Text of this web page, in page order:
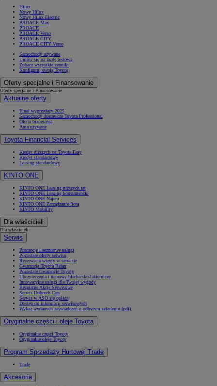
Hilux
Nowy Hilux
Nowy Hilux Electric
PROACE Max
PROACE
PROACE Verso
PROACE CITY
PROACE CITY Verso
Samochody używane
Umów się na jazdę testową
Zobacz wszystkie cenniki
Konfiguruj swoją Toyotę
Oferty specjalne i Finansowanie
Oferty specjalne i Finansowanie
Aktualne oferty
Finał wyprzedaży 2025
Samochody dostawcze Toyota Professional
Oferta biznesowa
Auta używane
Toyota Financial Services
Kredyt niższych rat Toyota Easy
Kredyt standardowy
Leasing standardowy
KINTO ONE
KINTO ONE Leasing niższych rat
KINTO ONE Leasing konsumencki
KINTO ONE Najem
KINTO ONE Zarządzanie flotą
KINTO Mobility
Dla właścicieli
Dla właścicieli
Serwis
Promocje i sezonowe usługi
Pozostałe oferty serwisu
Rezerwacja wizyty w serwisie
Gwarancja Toyota Relax
Pozostałe Gwarancje Toyoty
Ubezpieczenia i naprawy blacharsko-lakiernicze
Innowacyjne usługi dla Twojej wygody
Bezpłatne Akcje Serwisowe
Serwis Dobrych Cen
Serwis w ASO się opłaca
Dostęp do informacji serwisowych
Wykaz wydanych zaświadczeń o odbytym szkoleniu (pdf)
Oryginalne części i oleje Toyota
Oryginalne części Toyoty
Oryginalne oleje Toyoty
Program Sprzedaży Hurtowej Trade
Trade
Akcesoria